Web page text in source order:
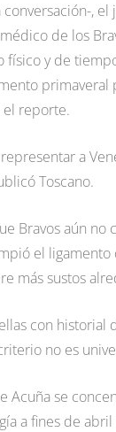
,
de los
y de
primaveral
el reporte.
a
Toscano.
Bravos aún
el
más sustos
con
no es
Acuña se
a fines de